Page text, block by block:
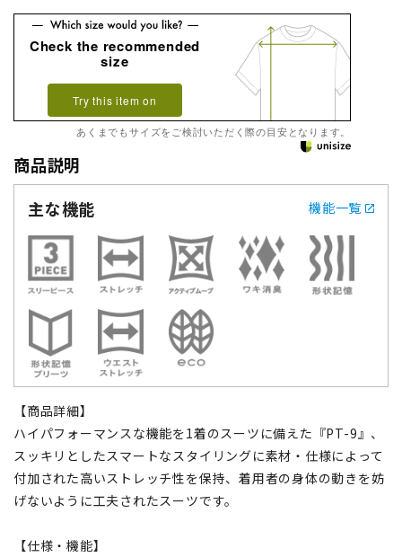
Check the recommended
size
Try this item on
あくまでもサイズをご検討いただく際の目安となります。
商品説明
主な機能
機能一覧
【商品詳細】
ハイパフォーマンスな機能を1着のスーツに備えた『PT-9』、
スッキリとしたスマートなスタイリングに素材・仕様によって
付加された高いストレッチ性を保持、着用者の身体の動きを妨
げないように工夫されたスーツです。
【仕様・機能】